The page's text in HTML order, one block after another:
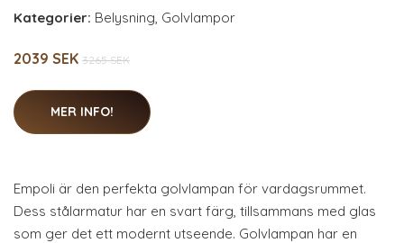
Kategorier: Belysning, Golvlampor
2039 SEK 3265 SEK
MER INFO!
Empoli är den perfekta golvlampan för vardagsrummet.
Dess stålarmatur har en svart färg, tillsammans med glas
som ger det ett modernt utseende. Golvlampan har en